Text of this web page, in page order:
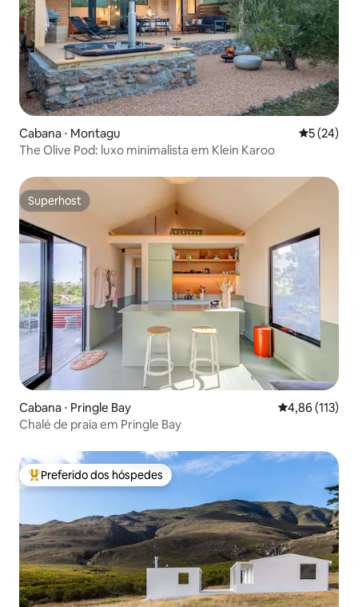
Cabana ⋅ Montagu 5 de uma
5 (24)
The Olive Pod: luxo minimalista em Klein Karoo
Superhost
Superhost
Cabana ⋅ Pringle Bay 4,86 de uma
4,86 (113)
Chalé de praia em Pringle Bay
Entre os melhores preferidos dos hóspedes
Preferido dos hóspedes